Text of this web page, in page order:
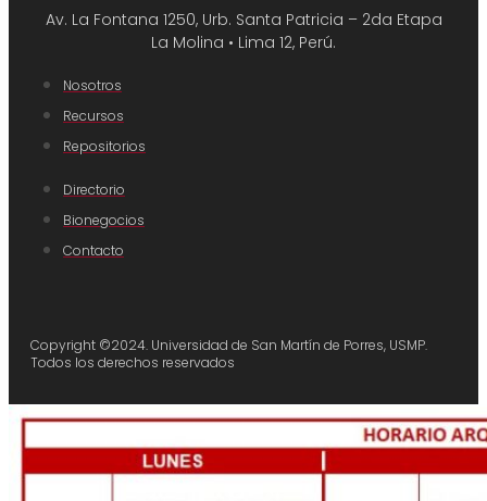
Av. La Fontana 1250, Urb. Santa Patricia – 2da Etapa
La Molina • Lima 12, Perú.
Nosotros
Recursos
Repositorios
Directorio
Bionegocios
Contacto
Copyright ©2024. Universidad de San Martín de Porres, USMP.
Todos los derechos reservados